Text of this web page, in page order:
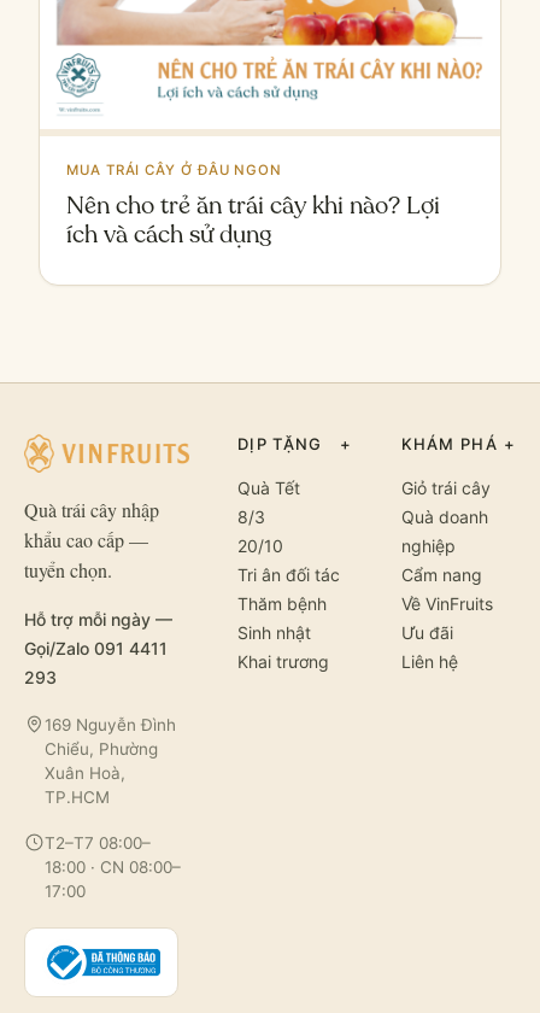
MUA TRÁI CÂY Ở ĐÂU NGON
Nên cho trẻ ăn trái cây khi nào? Lợi
ích và cách sử dụng
Quà trái cây nhập
khẩu cao cấp —
tuyển chọn.
Hỗ trợ mỗi ngày —
Gọi/Zalo 091 4411
293
169 Nguyễn Đình
Chiểu, Phường
Xuân Hoà,
TP.HCM
T2–T7 08:00–
18:00 · CN 08:00–
17:00
DỊP TẶNG +
Quà Tết
8/3
20/10
Tri ân đối tác
Thăm bệnh
Sinh nhật
Khai trương
KHÁM PHÁ +
Giỏ trái cây
Quà doanh
nghiệp
Cẩm nang
Về VinFruits
Ưu đãi
Liên hệ